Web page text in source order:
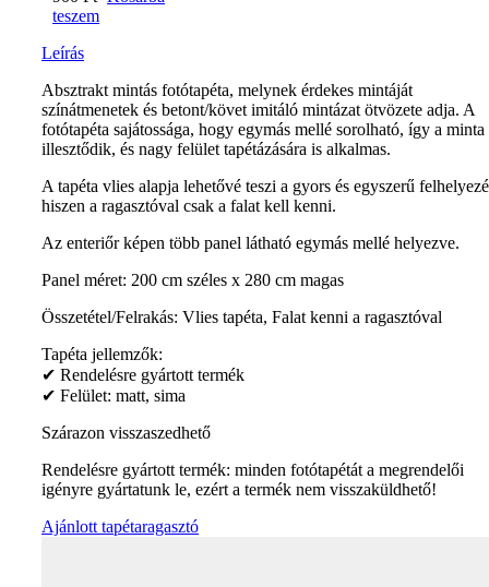
teszem
Leírás
Absztrakt mintás fotótapéta, melynek érdekes mintáját
színátmenetek és betont/követ imitáló mintázat ötvözete adja. A
fotótapéta sajátossága, hogy egymás mellé sorolható, így a minta
illesztődik, és nagy felület tapétázására is alkalmas.
A tapéta vlies alapja lehetővé teszi a gyors és egyszerű
hiszen a ragasztóval csak a falat kell kenni.
Az enteriőr képen több panel látható egymás mellé helyezve.
Panel méret: 200 cm széles x 280 cm magas
Összetétel/Felrakás: Vlies tapéta, Falat kenni a ragasztóval
Tapéta jellemzők:
✔ Rendelésre gyártott termék
✔ Felület: matt, sima
Szárazon visszaszedhető
Rendelésre gyártott termék: minden fotótapétát a megrendelői
igényre gyártatunk le, ezért a termék nem visszaküldhető!
Ajánlott tapétaragasztó